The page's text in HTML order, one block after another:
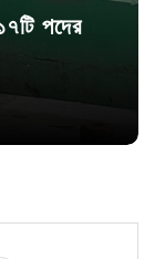
পদের